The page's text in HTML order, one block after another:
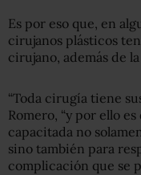
Es por eso que, en
cirujanos plásticos
cirujano, además de
“Toda cirugía tiene
Romero, “y por ello
capacitada no
sino también para
complicación que se